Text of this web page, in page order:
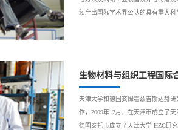
续产出国际学术界公认的具有重大科
生物材料与组织工程国际
天津大学和德国亥姆霍兹吉斯达赫
作，2009年12月，在天津市成立了
德国泰托市成立了天津大学-HZG研